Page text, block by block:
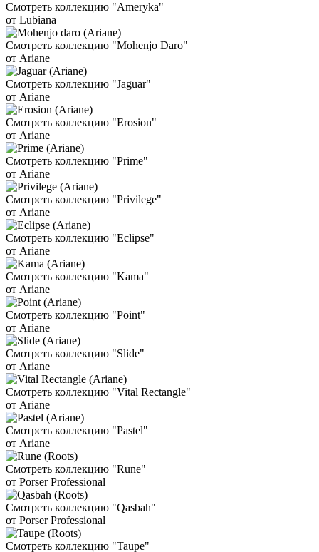
Смотреть коллекцию "Ameryka"
от Lubiana
Смотреть коллекцию "Mohenjo Daro"
от Ariane
Смотреть коллекцию "Jaguar"
от Ariane
Смотреть коллекцию "Erosion"
от Ariane
Смотреть коллекцию "Prime"
от Ariane
Смотреть коллекцию "Privilege"
от Ariane
Смотреть коллекцию "Eclipse"
от Ariane
Смотреть коллекцию "Kama"
от Ariane
Смотреть коллекцию "Point"
от Ariane
Смотреть коллекцию "Slide"
от Ariane
Смотреть коллекцию "Vital Rectangle"
от Ariane
Смотреть коллекцию "Pastel"
от Ariane
Смотреть коллекцию "Rune"
от Porser Professional
Смотреть коллекцию "Qasbah"
от Porser Professional
Смотреть коллекцию "Taupe"